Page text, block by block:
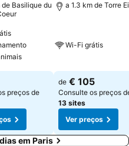
de Basilique du
preços de
a 1.3 km de Torre
Wi-Fi grátis
de € 105
Consulte os preços
13 sites
Ver preços
em Paris